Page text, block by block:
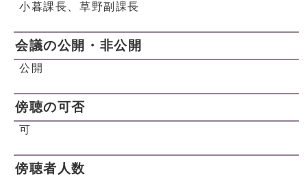
小暮課長、草野副課長
会議の公開・非公開
公開
傍聴の可否
可
傍聴者人数